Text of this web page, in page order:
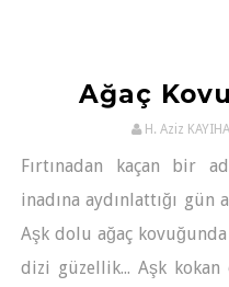
Ağaç
H. Aziz
Fırtınadan kaçan bir
inadına aydınlattığı gün
Aşk dolu ağaç
dizi güzellik... Aşk kokan